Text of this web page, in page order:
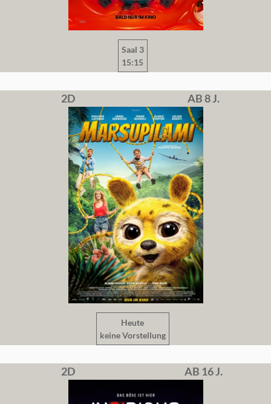
Saal 3
15:15
2D AB 8 J.
Heute
keine Vorstellung
2D AB 16 J.